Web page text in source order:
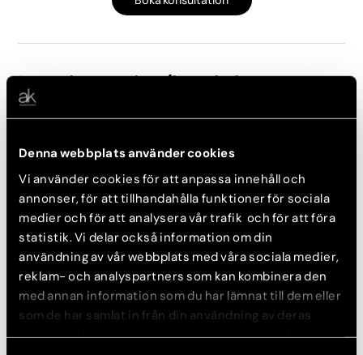
Denna webbplats använder cookies
Vi använder cookies för att anpassa innehåll och
annonser, för att tillhandahålla funktioner för sociala
medier och för att analysera vår trafik och för att föra
statistik. Vi delar också information om din
användning av vår webbplats med våra sociala medier,
reklam- och analyspartners som kan kombinera den
med annan information som du har lämnat till dem eller
som de har samlat in från din användning av deras
tjänster. Nedan kan du välja vilka kategorier du
Läppförstoring/läpplyft
(Måsvingeplastik/Bullhorn lift)
Konsultation görs innan operation.
Konsultation: 600 kr
Behandling från: 32 000 kr
Delbetala räntefritt med Svea Bank
Boka konsultation